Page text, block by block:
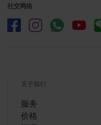
社交网络
关于我们
服务
价格